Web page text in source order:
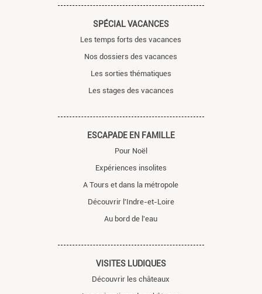
SPÉCIAL VACANCES
Les temps forts des vacances
Nos dossiers des vacances
Les sorties thématiques
Les stages des vacances
ESCAPADE EN FAMILLE
Pour Noël
Expériences insolites
A Tours et dans la métropole
Découvrir l'Indre-et-Loire
Au bord de l'eau
VISITES LUDIQUES
Découvrir les châteaux